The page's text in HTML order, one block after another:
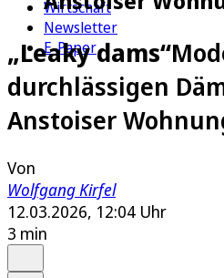
Wirtschaft
Newsletter
E-Paper
„Leaky dams“
durchlässigen
Anstoiser
Von
Wolfgang Kirfel
12.03.2026, 12:04 Uhr
3 min